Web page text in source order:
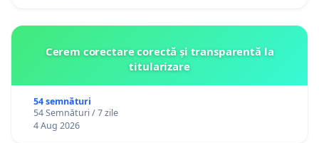
Cerem corectare corectă și transparentă la
titularizare
54 semnături
54 Semnături / 7 zile
4 Aug 2026